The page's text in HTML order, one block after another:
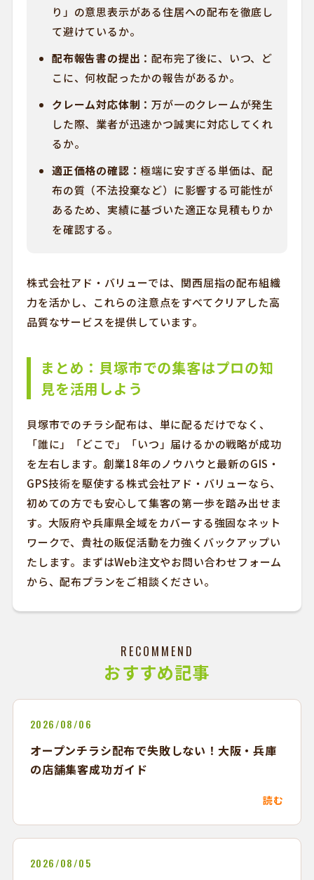
り」の意思表示がある住居への配布を徹底し
て避けているか。
配布報告書の提出：配布完了後に、いつ、ど
こに、何枚配ったかの報告があるか。
クレーム対応体制：万が一のクレームが発生
した際、業者が迅速かつ誠実に対応してくれ
るか。
適正価格の確認：極端に安すぎる単価は、配
布の質（不法投棄など）に影響する可能性が
あるため、実績に基づいた適正な見積もりか
を確認する。
株式会社アド・バリューでは、関西屈指の配布組織
力を活かし、これらの注意点をすべてクリアした高
品質なサービスを提供しています。
まとめ：貝塚市での集客はプロの知
見を活用しよう
貝塚市でのチラシ配布は、単に配るだけでなく、
「誰に」「どこで」「いつ」届けるかの戦略が成功
を左右します。創業18年のノウハウと最新のGIS・
GPS技術を駆使する株式会社アド・バリューなら、
初めての方でも安心して集客の第一歩を踏み出せま
す。大阪府や兵庫県全域をカバーする強固なネット
ワークで、貴社の販促活動を力強くバックアップい
たします。まずはWeb注文やお問い合わせフォーム
から、配布プランをご相談ください。
RECOMMEND
おすすめ記事
2026/08/06
オープンチラシ配布で失敗しない！大阪・兵庫
の店舗集客成功ガイド
読む
2026/08/05